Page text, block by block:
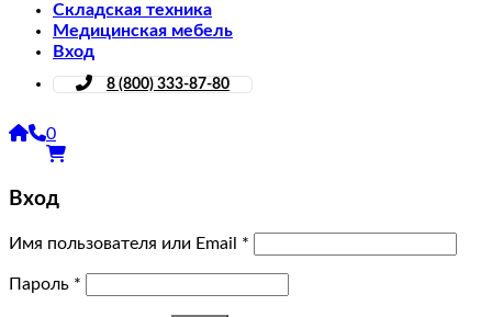
Складская техника
Медицинская мебель
Вход
8 (800) 333-87-80
0
Вход
Имя пользователя или Email *
Пароль *